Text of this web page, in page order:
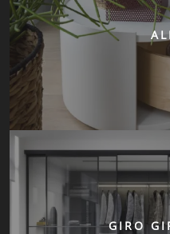
GIRO